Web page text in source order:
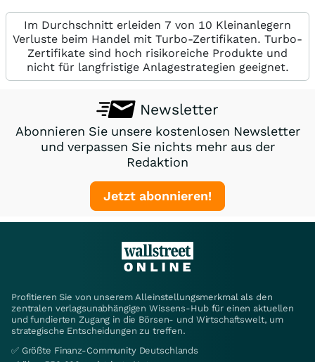
Im Durchschnitt erleiden 7 von 10 Kleinanlegern
Verluste beim Handel mit Turbo-Zertifikaten. Turbo-
Zertifikate sind hoch risikoreiche Produkte und
nicht für langfristige Anlagestrategien geeignet.
Newsletter
Abonnieren Sie unsere kostenlosen Newsletter
und verpassen Sie nichts mehr aus der
Redaktion
Jetzt abonnieren!
Profitieren Sie von unserem Alleinstellungsmerkmal als den
zentralen verlagsunabhängigen Wissens-Hub für einen aktuellen
und fundierten Zugang in die Börsen- und Wirtschaftswelt, um
strategische Entscheidungen zu treffen.
✅ Größte Finanz-Community Deutschlands